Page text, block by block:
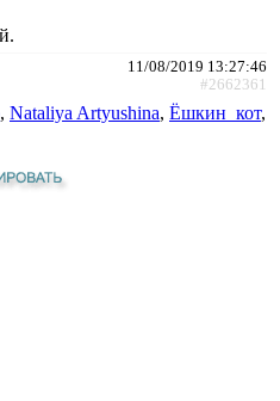
11/08/2019 13:27:46
#2662361
, Nataliya Artyushina, Ёшкин_кот,